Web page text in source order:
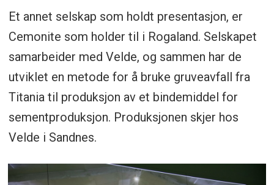
Et annet selskap som holdt presentasjon, er
Cemonite som holder til i Rogaland. Selskapet
samarbeider med Velde, og sammen har de
utviklet en metode for å bruke gruveavfall fra
Titania til produksjon av et bindemiddel for
sementproduksjon. Produksjonen skjer hos
Velde i Sandnes.